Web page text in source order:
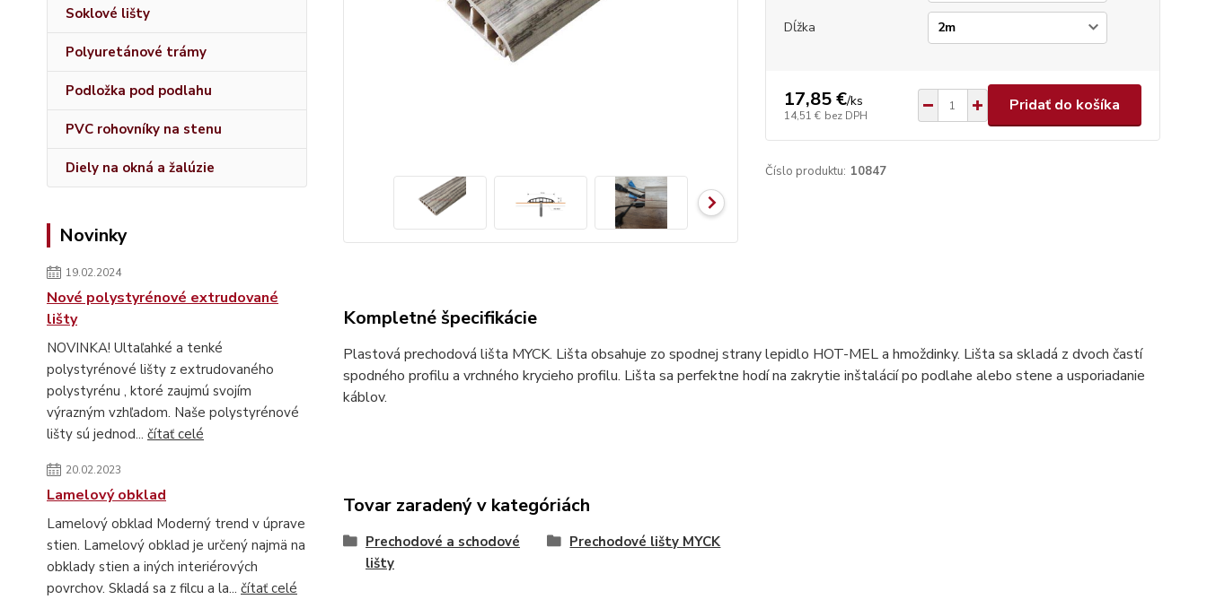
Soklové lišty
Polyuretánové trámy
Podložka pod podlahu
PVC rohovníky na stenu
Diely na okná a žalúzie
Novinky
19.02.2024
Nové polystyrénové extrudované
lišty
NOVINKA! Ultaľahké a tenké
polystyrénové lišty z extrudovaného
polystyrénu , ktoré zaujmú svojím
výrazným vzhľadom. Naše polystyrénové
lišty sú jednod... čítať celé
20.02.2023
Lamelový obklad
Lamelový obklad Moderný trend v úprave
stien. Lamelový obklad je určený najmä na
obklady stien a iných interiérových
povrchov. Skladá sa z filcu a la... čítať celé
Dĺžka
17,85 €/ks
14,51 € bez DPH
Pridať do košíka
Číslo produktu: 10847
Kompletné špecifikácie
Plastová prechodová lišta MYCK. Lišta obsahuje zo spodnej strany lepidlo HOT-MEL a hmoždinky. Lišta sa skladá z dvoch častí
spodného profilu a vrchného krycieho profilu. Lišta sa perfektne hodí na zakrytie inštalácií po podlahe alebo stene a usporiadanie
káblov.
Tovar zaradený v kategóriách
Prechodové a schodové
lišty
Prechodové lišty MYCK